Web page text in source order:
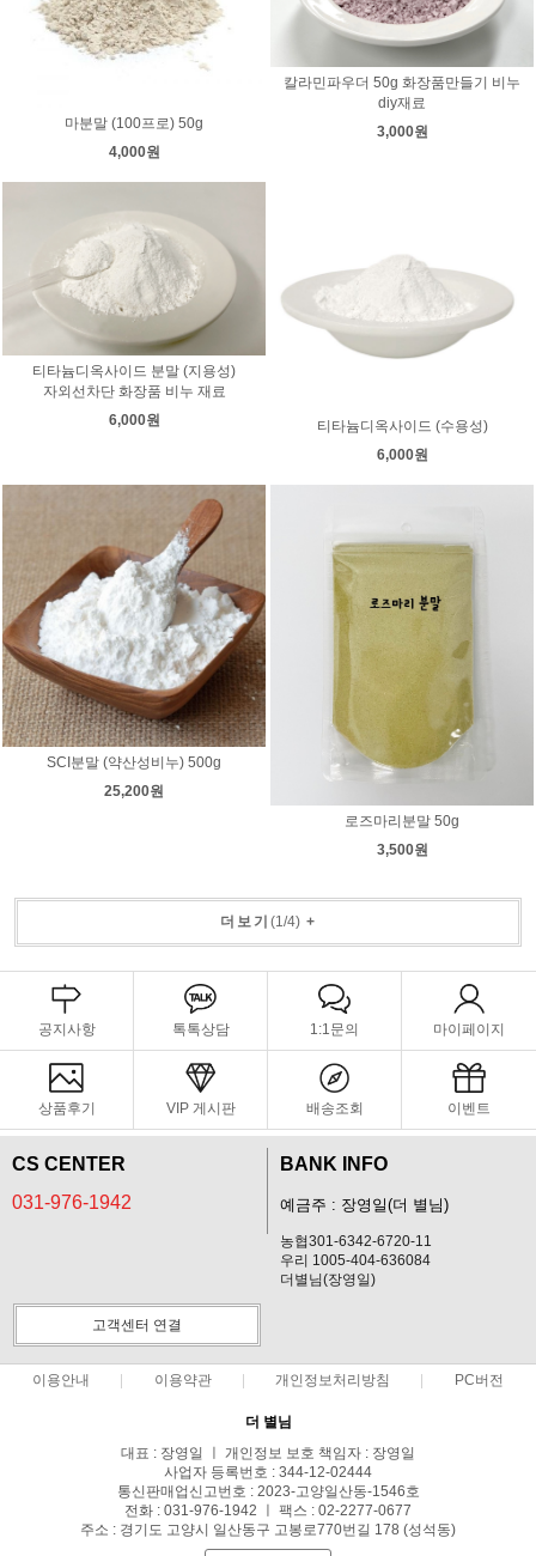
마분말 (100프로) 50g
4,000원
칼라민파우더 50g 화장품만들기 비누
diy재료
3,000원
티타늄디옥사이드 분말 (지용성)
자외선차단 화장품 비누 재료
6,000원
티타늄디옥사이드 (수용성)
6,000원
SCI분말 (약산성비누) 500g
25,200원
로즈마리분말 50g
3,500원
더보기 (1/4)+
공지사항 톡톡상담 1:1문의 마이페이지
상품후기 VIP 게시판 배송조회 이벤트
CS CENTER
031-976-1942
BANK INFO
예금주 : 장영일(더 별님)
농협301-6342-6720-11
우리 1005-404-636084
더별님(장영일)
고객센터 연결
이용안내 이용약관 개인정보처리방침 PC버전
더 별님
대표 : 장영일 ㅣ 개인정보 보호 책임자 : 장영일
사업자 등록번호 : 344-12-02444
통신판매업신고번호 : 2023-고양일산동-1546호
전화 : 031-976-1942 ㅣ 팩스 : 02-2277-0677
주소 : 경기도 고양시 일산동구 고봉로770번길 178 (성석동)